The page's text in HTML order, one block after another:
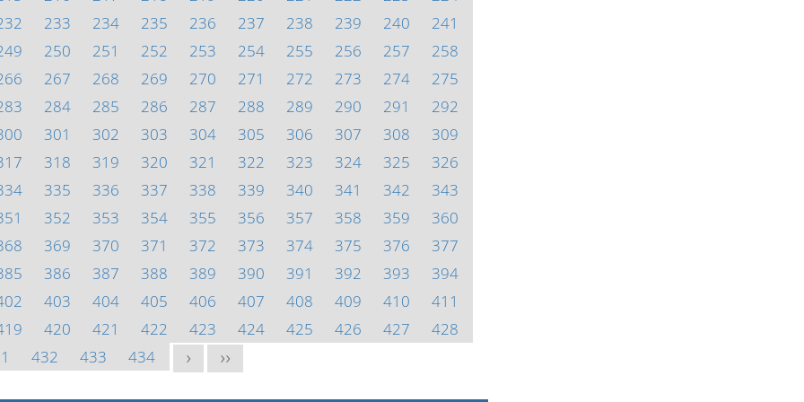
233 234 235 236 237 238 239 240
241
250 251 252 253 254 255 256 257
258
267 268 269 270 271 272 273 274
275
284 285 286 287 288 289 290 291
292
301 302 303 304 305 306 307 308
309
318 319 320 321 322 323 324 325
326
335 336 337 338 339 340 341 342
343
352 353 354 355 356 357 358 359
360
369 370 371 372 373 374 375 376
377
386 387 388 389 390 391 392 393
394
403 404 405 406 407 408 409 410
411
420 421 422 423 424 425 426 427
428
432 433 434 > >>